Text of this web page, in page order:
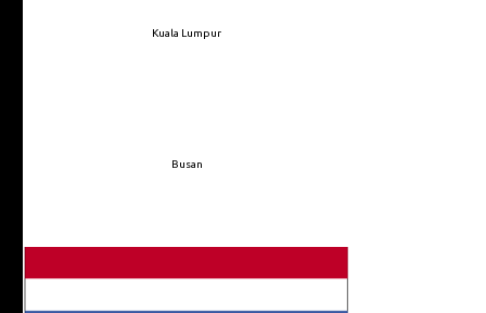
Kuala Lumpur
Busan